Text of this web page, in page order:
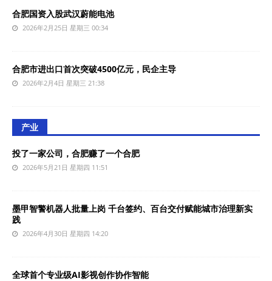
合肥国资入股武汉蔚能电池
2026年2月25日 星期三 00:34
合肥市进出口首次突破4500亿元，民企主导‌
2026年2月4日 星期三 21:38
产业
投了一家公司，合肥赚了一个合肥
2026年5月21日 星期四 11:51
墨甲智警机器人批量上岗 千台签约、百台交付赋能城市治理新实
践
2026年4月30日 星期四 14:20
全球首个专业级AI影视创作协作智能